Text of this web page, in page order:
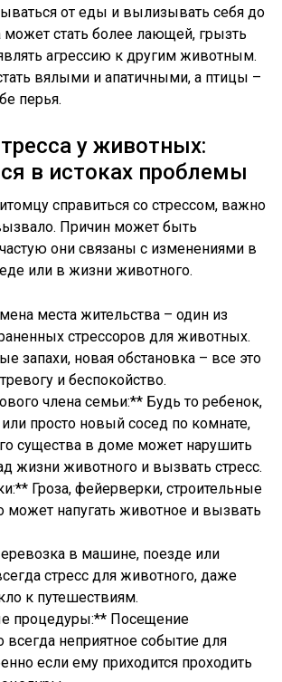
от еды и вылизывать себя до
может стать более лающей, грызть
агрессию к другим животным.
вялыми и апатичными, а птицы –
перья.
у животных:
в истоках проблемы
справиться со стрессом, важно
Причин может быть
они связаны с изменениями в
или в жизни животного.
места жительства – один из
стрессоров для животных.
запахи, новая обстановка – все это
и беспокойство.
члена семьи:** Будь то ребенок,
просто новый сосед по комнате,
существа в доме может нарушить
жизни животного и вызвать стресс.
Гроза, фейерверки, строительные
может напугать животное и вызвать
в машине, поезде или
стресс для животного, даже
к путешествиям.
процедуры:** Посещение
всегда неприятное событие для
если ему приходится проходить